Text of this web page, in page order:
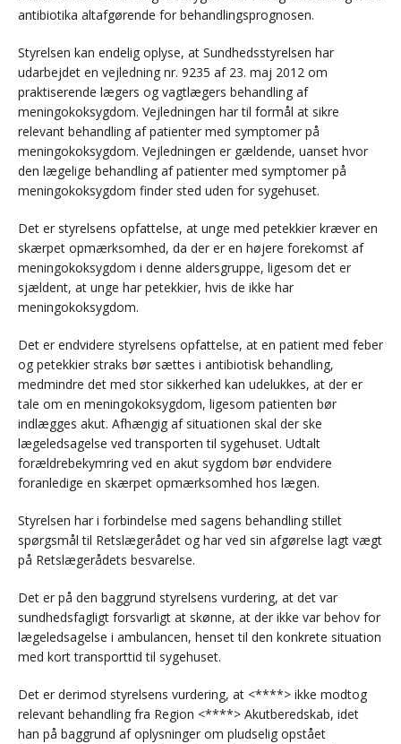
antibiotika altafgørende for behandlingsprognosen.
Styrelsen kan endelig oplyse, at Sundhedsstyrelsen har
udarbejdet en vejledning nr. 9235 af 23. maj 2012 om
praktiserende lægers og vagtlægers behandling af
meningokoksygdom. Vejledningen har til formål at sikre
relevant behandling af patienter med symptomer på
meningokoksygdom. Vejledningen er gældende, uanset hvor
den lægelige behandling af patienter med symptomer på
meningokoksygdom finder sted uden for sygehuset.
Det er styrelsens opfattelse, at unge med petekkier kræver en
skærpet opmærksomhed, da der er en højere forekomst af
meningokoksygdom i denne aldersgruppe, ligesom det er
sjældent, at unge har petekkier, hvis de ikke har
meningokoksygdom.
Det er endvidere styrelsens opfattelse, at en patient med feber
og petekkier straks bør sættes i antibiotisk behandling,
medmindre det med stor sikkerhed kan udelukkes, at der er
tale om en meningokoksygdom, ligesom patienten bør
indlægges akut. Afhængig af situationen skal der ske
lægeledsagelse ved transporten til sygehuset. Udtalt
forældrebekymring ved en akut sygdom bør endvidere
foranledige en skærpet opmærksomhed hos lægen.
Styrelsen har i forbindelse med sagens behandling stillet
spørgsmål til Retslægerådet og har ved sin afgørelse lagt vægt
på Retslægerådets besvarelse.
Det er på den baggrund styrelsens vurdering, at det var
sundhedsfagligt forsvarligt at skønne, at der ikke var behov for
lægeledsagelse i ambulancen, henset til den konkrete situation
med kort transporttid til sygehuset.
Det er derimod styrelsens vurdering, at <****> ikke modtog
relevant behandling fra Region <****> Akutberedskab, idet
han på baggrund af oplysninger om pludselig opstået